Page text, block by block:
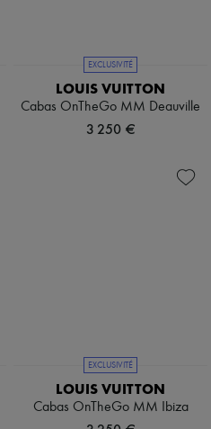
EXCLUSIVITÉ
LOUIS VUITTON
Cabas OnTheGo MM Deauville
3 250 €
EXCLUSIVITÉ
LOUIS VUITTON
Cabas OnTheGo MM Ibiza